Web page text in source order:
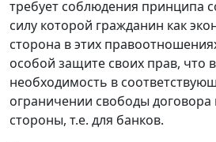
требует соблюдения принципа
силу которой гражданин как
сторона в этих
особой защите своих прав, что
необходимость в
ограничении свободы договора
стороны, т.е. для банков.